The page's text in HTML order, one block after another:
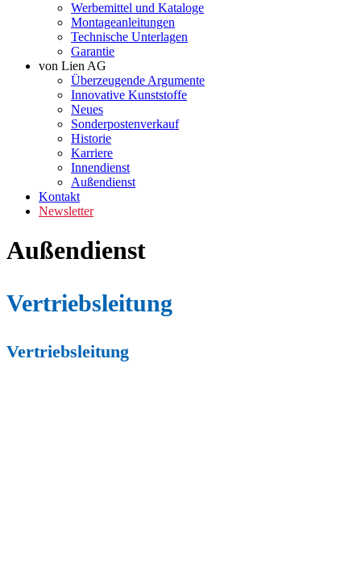
Werbemittel und Kataloge
Montageanleitungen
Technische Unterlagen
Garantie
von Lien AG
Überzeugende Argumente
Innovative Kunststoffe
Neues
Sonderpostenverkauf
Historie
Karriere
Innendienst
Außendienst
Kontakt
Newsletter
Außendienst
Vertriebsleitung
Vertriebsleitung